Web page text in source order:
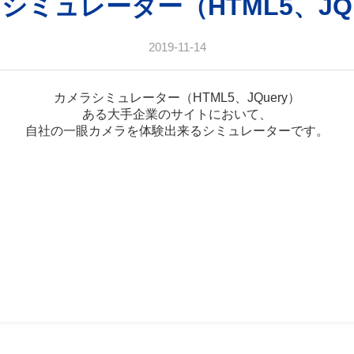
ミュレーター（HTML5、
2019-11-14
カメラシミュレーター（HTML5、JQuery）
ある大手企業のサイトにおいて、
自社の一眼カメラを体験出来るシミュレーターです。